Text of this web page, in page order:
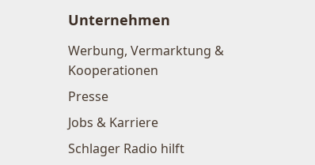
Unternehmen
Werbung, Vermarktung &
Kooperationen
Presse
Jobs & Karriere
Schlager Radio hilft